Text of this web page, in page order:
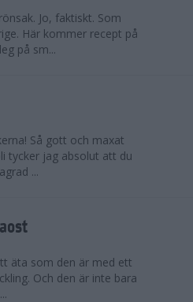
Jo, faktiskt. Som
Här kommer recept på
på sm...
Så gott och maxat
tycker jag absolut att du
...
äta som den är med ett
Och den är inte bara